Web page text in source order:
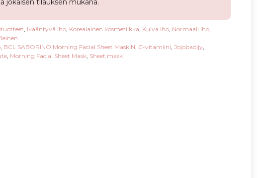
Ikääntyvä iho, Korealainen kosmetiikka Kuiva iho, Normaali iho,
, BCL SABORINO Morning Facial Sheet Mask N C-vitamiini Jojobaöljy,
, Morning Facial Sheet Mask, Sheet mask